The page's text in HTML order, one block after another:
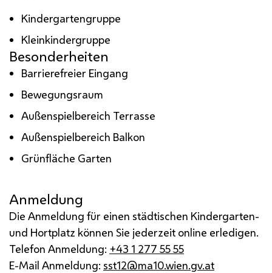
Kindergartengruppe
Kleinkindergruppe
Besonderheiten
Barrierefreier Eingang
Bewegungsraum
Außenspielbereich Terrasse
Außenspielbereich Balkon
Grünfläche Garten
Anmeldung
Die Anmeldung für einen städtischen Kindergarten-
und Hortplatz können Sie jederzeit online erledigen.
Telefon Anmeldung: +43 1 277 55 55
E-Mail Anmeldung: sst12@ma10.wien.gv.at